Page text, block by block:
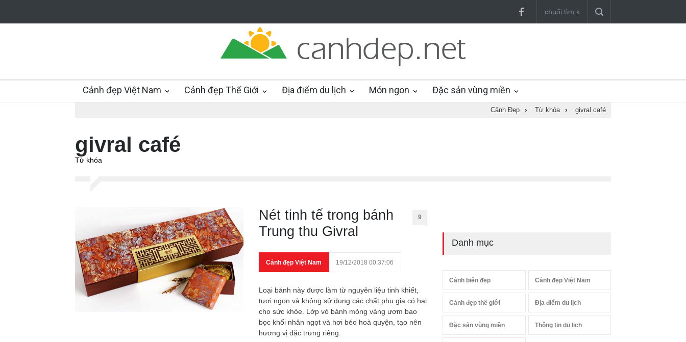
Cảnh đẹp Việt Nam Cảnh đẹp Thế Giới Địa điểm du lịch Món ngon Đặc sản vùng miền
Cảnh Đẹp › Từ khóa › givral café
givral café
Từ khóa
Nét tinh tế trong bánh
Trung thu Givral
9
Cảnh đẹp Việt Nam 19/12/2018 00:37:06
Loại bánh này được làm từ nguyên liệu tinh khiết,
tươi ngon và không sử dụng các chất phụ gia có hại
cho sức khỏe. Lớp vỏ bánh mỏng vàng ươm bao
bọc khối nhân ngọt và hơi béo hoà quyện, tạo nên
hương vị đặc trưng riêng.
Danh mục
Cảnh biển đẹp Cảnh đẹp Việt Nam
Cảnh đẹp thế giới Địa điểm du lịch
Đặc sản vùng miền Thông tin du lịch